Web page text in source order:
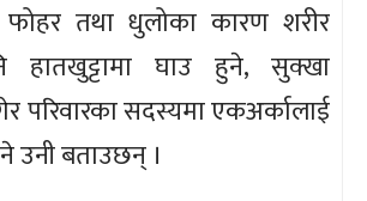
फोहर तथा धुलोका कारण शरीर
हातखुट्टामा घाउ हुने, सुक्खा
परिवारका सदस्यमा एकअर्कालाई
उनी बताउछन् ।